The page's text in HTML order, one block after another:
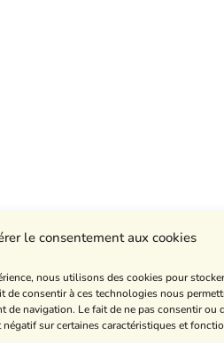
le consentement aux cookies
nous utilisons des cookies pour
de consentir à ces technologies nous
de navigation. Le fait de ne pas consentir ou
sur certaines caractéristiques et